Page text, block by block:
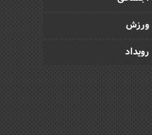
ورزش
رویداد